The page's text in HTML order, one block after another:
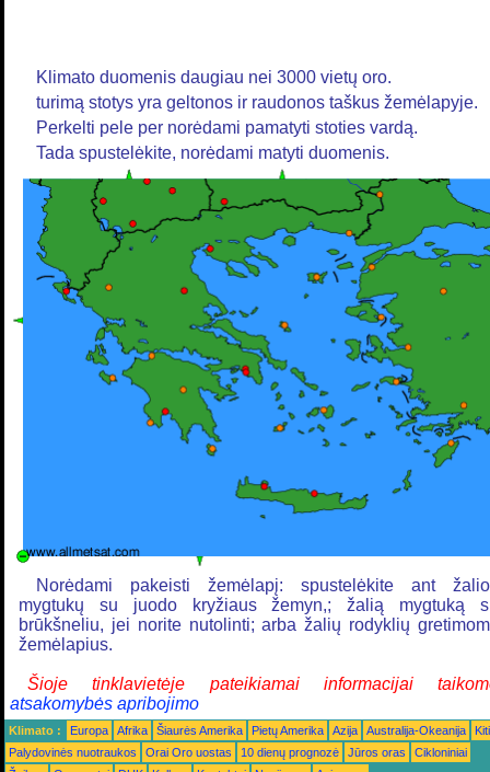
Klimato duomenis daugiau nei 3000 vietų oro.
turimą stotys yra geltonos ir raudonos taškus žemėlapyje.
Perkelti pele per norėdami pamatyti stoties vardą.
Tada spustelėkite, norėdami matyti duomenis.
Norėdami pakeisti žemėlapį: spustelėkite ant
mygtukų su juodo kryžiaus žemyn,; žalią mygtuką
brūkšneliu, jei norite nutolinti; arba žalių rodyklių
žemėlapius.
Šioje tinklavietėje pateikiamai informacijai
atsakomybės apribojimo
Klimato : Europa Afrika Šiaurės Amerika Pietų Amerika Azija Australija-Okeanija
Kiti
Palydovinės nuotraukos
Orai Oro uostas 10 dienų prognozė Jūros oras
Cikloniniai